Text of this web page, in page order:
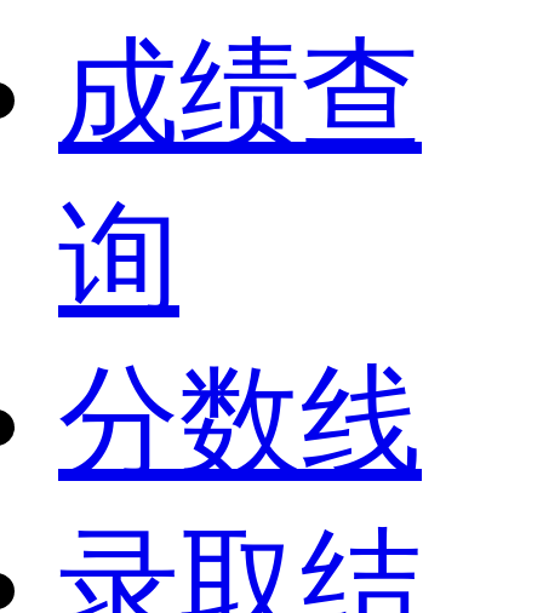
成绩查
询
分数线
录取结